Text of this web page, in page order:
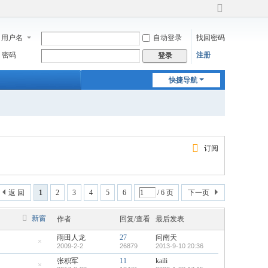
切
到
用户名 自动登录 找回密码
密码 登录 注册
快捷导航
订阅
1 2 3 4 5 6 / 6 页 下一页
返 回
新窗 作者 回复/查看 最后发表
藏
置
雨田人龙
2009-2-2
27
26879
问南天
2013-9-10 20:36
张积军 11 kaili